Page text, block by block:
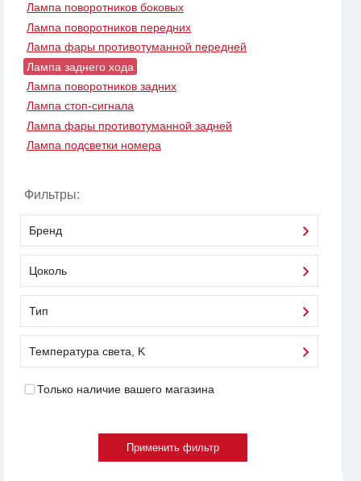
Лампа поворотников боковых
Лампа поворотников передних
Лампа фары противотуманной передней
Лампа заднего хода
Лампа поворотников задних
Лампа стоп-сигнала
Лампа фары противотуманной задней
Лампа подсветки номера
Фильтры:
Бренд
Цоколь
Тип
Температура света, K
Только наличие вашего магазина